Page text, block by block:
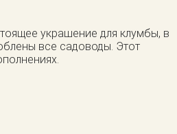
украшение для клумбы, в
все садоводы. Этот